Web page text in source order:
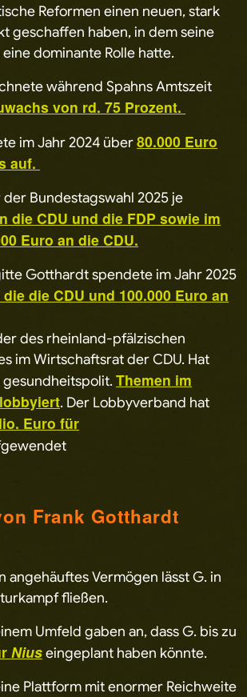
Reformen einen neuen, stark
geschaffen haben, in dem seine
dominante Rolle hatte.
während Spahns Amtszeit
von rd. 75 Prozent.
im Jahr 2024 über80.000 Euro
auf.
Bundestagswahl 2025 je
die CDU und die FDP sowie im
Euro an die CDU.
Gotthardt spendete im Jahr 2025
die CDU und 100.000 Euro an
des rheinland-pfälzischen
im Wirtschaftsrat der CDU. Hat
gesundheitspolit.Themen im
. Der Lobbyverband hat
Euro für
Frank Gotthardt
angehäuftes Vermögen lässt G. in
fließen.
Umfeld gaben an, dass G. bis zu
Niuseingeplant haben könnte.
Plattform mit enormer Reichweite